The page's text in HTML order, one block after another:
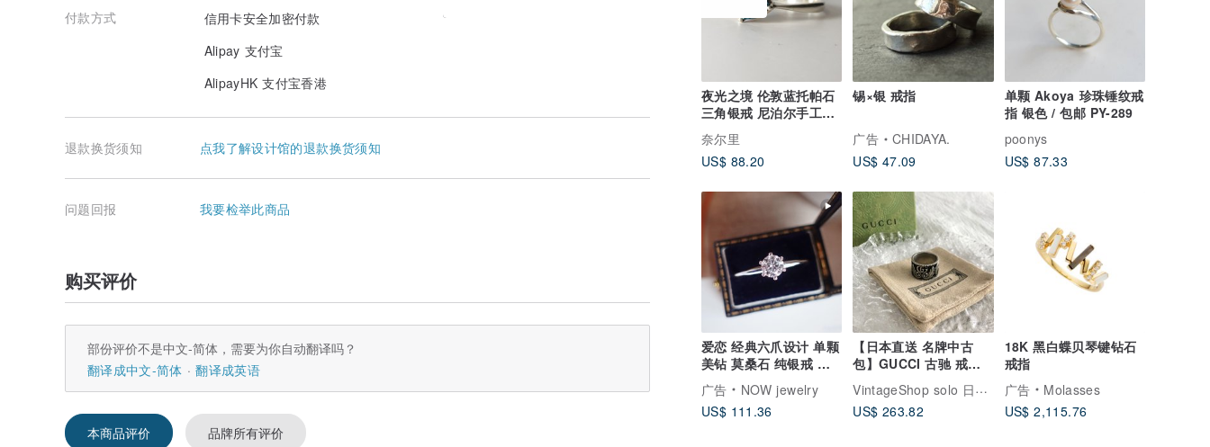
夜光之境 伦敦蓝托帕石
三角银戒 尼泊尔手工
925 纯银
奈尔里
US$ 88.20
锡×银 戒指
广告
CHIDAYA.
US$ 47.09
单颗 Akoya 珍珠锤纹戒
指 银色 / 包邮 PY-289
poonys
US$ 87.33
爱恋 经典六爪设计 单颗
美钻 莫桑石 纯银戒 求
婚 订婚 女友礼物
广告
NOW jewelry
US$ 111.36
【日本直送 名牌中古
包】GUCCI 古驰 戒指
腾 vintage 古董 rntz7e
VintageShop solo 日本直送中古包专卖店
US$ 263.82
18K 黑白蝶贝琴键钻石
戒指
广告
Molasses
US$ 2,115.76
付款方式
信用卡安全加密付款
Alipay 支付宝
AlipayHK 支付宝香港
退款换货须知 点我了解设计馆的退款换货须知
问题回报 我要检举此商品
购买评价
部份评价不是中文-简体，需要为你自动翻译吗？
翻译成中文-简体
翻译成英语
本商品评价 品牌所有评价